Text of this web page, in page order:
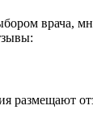
врача,
размещают